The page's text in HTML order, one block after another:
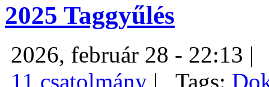
2025 Taggyűlés
2026, február 28 - 22:13 |
11 csatolmány | Tags: